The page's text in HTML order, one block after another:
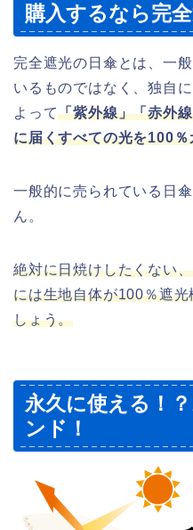
購入するなら完
完全遮光の日傘とは、一
いるものではなく、独自
よって「紫外線」「赤外
に届くすべての光を100
一般的に売られている日
ん。
絶対に日焼けしたくない
には生地自体が100％遮
しょう。
永久に使える！
ンド！